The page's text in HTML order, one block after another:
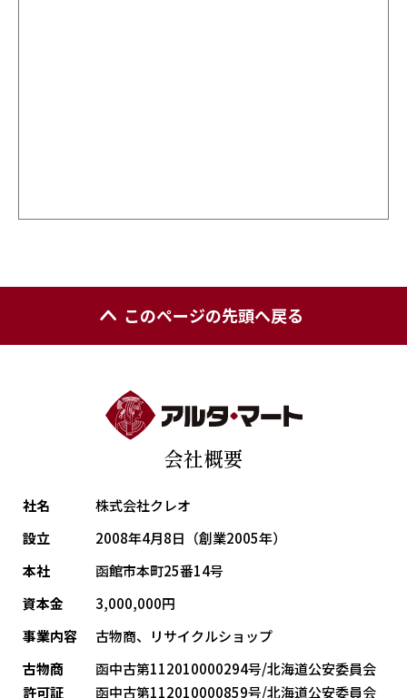
このページの先頭へ戻る
会社概要
社名
株式会社クレオ
設立
2008年4月8日（創業2005年）
本社
函館市本町25番14号
資本金
3,000,000円
事業内容
古物商、リサイクルショップ
古物商
許可証
函中古第112010000294号/北海道公安委員会
函中古第112010000859号/北海道公安委員会